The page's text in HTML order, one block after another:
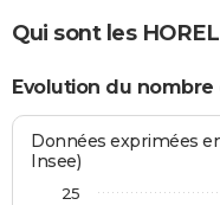
Qui sont les
Evolution du nombre
Données exprimées
Insee)
25